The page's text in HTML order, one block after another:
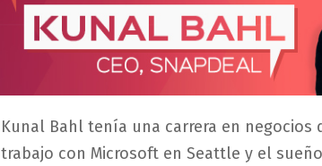
Kunal Bahl tenía una carrera en negocios
trabajo con Microsoft en Seattle y el